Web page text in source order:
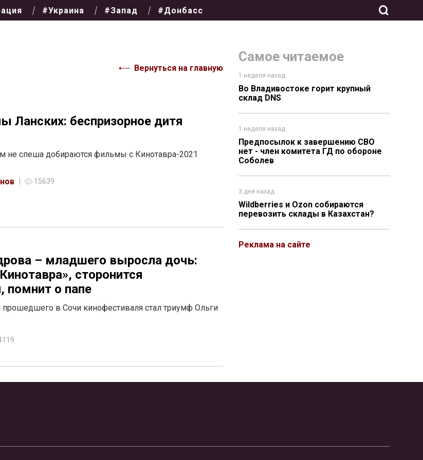
#Украина #Запад #Донбасс
Вернуться на главную
Ланских: беспризорное дитя
не спеша добираются фильмы с Кинотавра-2021
15639
– младшего выросла дочь:
сторонится
помнит о папе
прошедшего в Сочи кинофестиваля стал триумф Ольги
Самое читаемое
1 неделя назад
Во Владивостоке горит крупный
склад DNS
1 неделя назад
Предпосылок к завершению СВО
нет - член комитета ГД по обороне
Соболев
3 дня назад
Wildberries и Ozon собираются
перевозить склады в Казахстан?
Реклама на сайте